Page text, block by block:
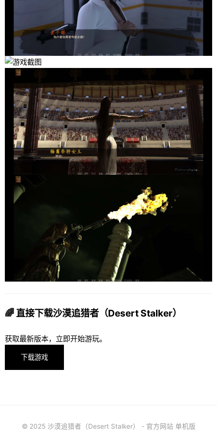
🌈 直接下载沙漠追猎者（Desert Stalker）
获取最新版本，立即开始游玩。
下载游戏
© 2025 沙漠追猎者（Desert Stalker） - 官方网站 单机版